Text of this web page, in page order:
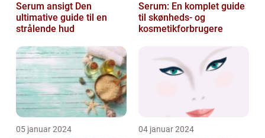
Serum ansigt Den
ultimative guide til en
strålende hud
Serum: En komplet guide
til skønheds- og
kosmetikforbrugere
05 januar 2024 04 januar 2024